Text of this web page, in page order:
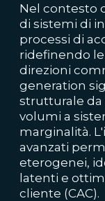
Nel contesto
di sistemi di
processi di
ridefinendo
direzioni
generation
strutturale da
volumi a
marginalità.
avanzati
eterogenei,
latenti e
cliente (CAC).